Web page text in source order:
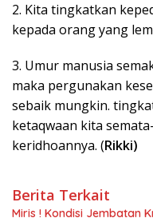
2. Kita tingkatkan
kepada orang yang
3. Umur manusia
maka pergunakan
sebaik mungkin.
ketaqwaan kita
keridhoannya. (Rikki)
Berita Terkait
Miris ! Kondisi Jembatan